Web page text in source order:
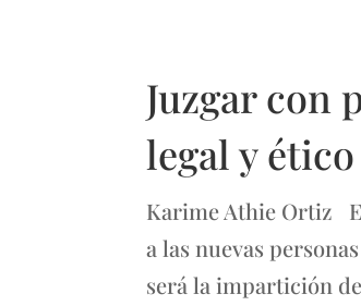
Juzgar con
legal y ético
Karime Athie Ortiz
a las nuevas
será la impartición